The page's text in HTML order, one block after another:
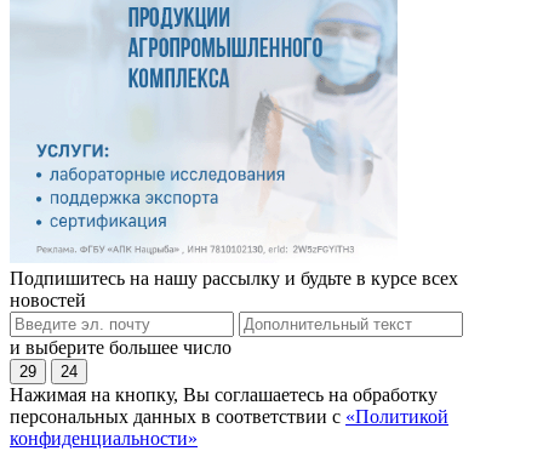
Подпишитесь на нашу рассылку и будьте в курсе всех
новостей
и выберите большее число
29 24
Нажимая на кнопку, Вы соглашаетесь на обработку
персональных данных в соответствии с «Политикой
конфиденциальности»